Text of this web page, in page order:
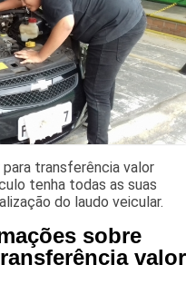
transferência valor
tenha todas as suas
do laudo veicular.
sobre
valor